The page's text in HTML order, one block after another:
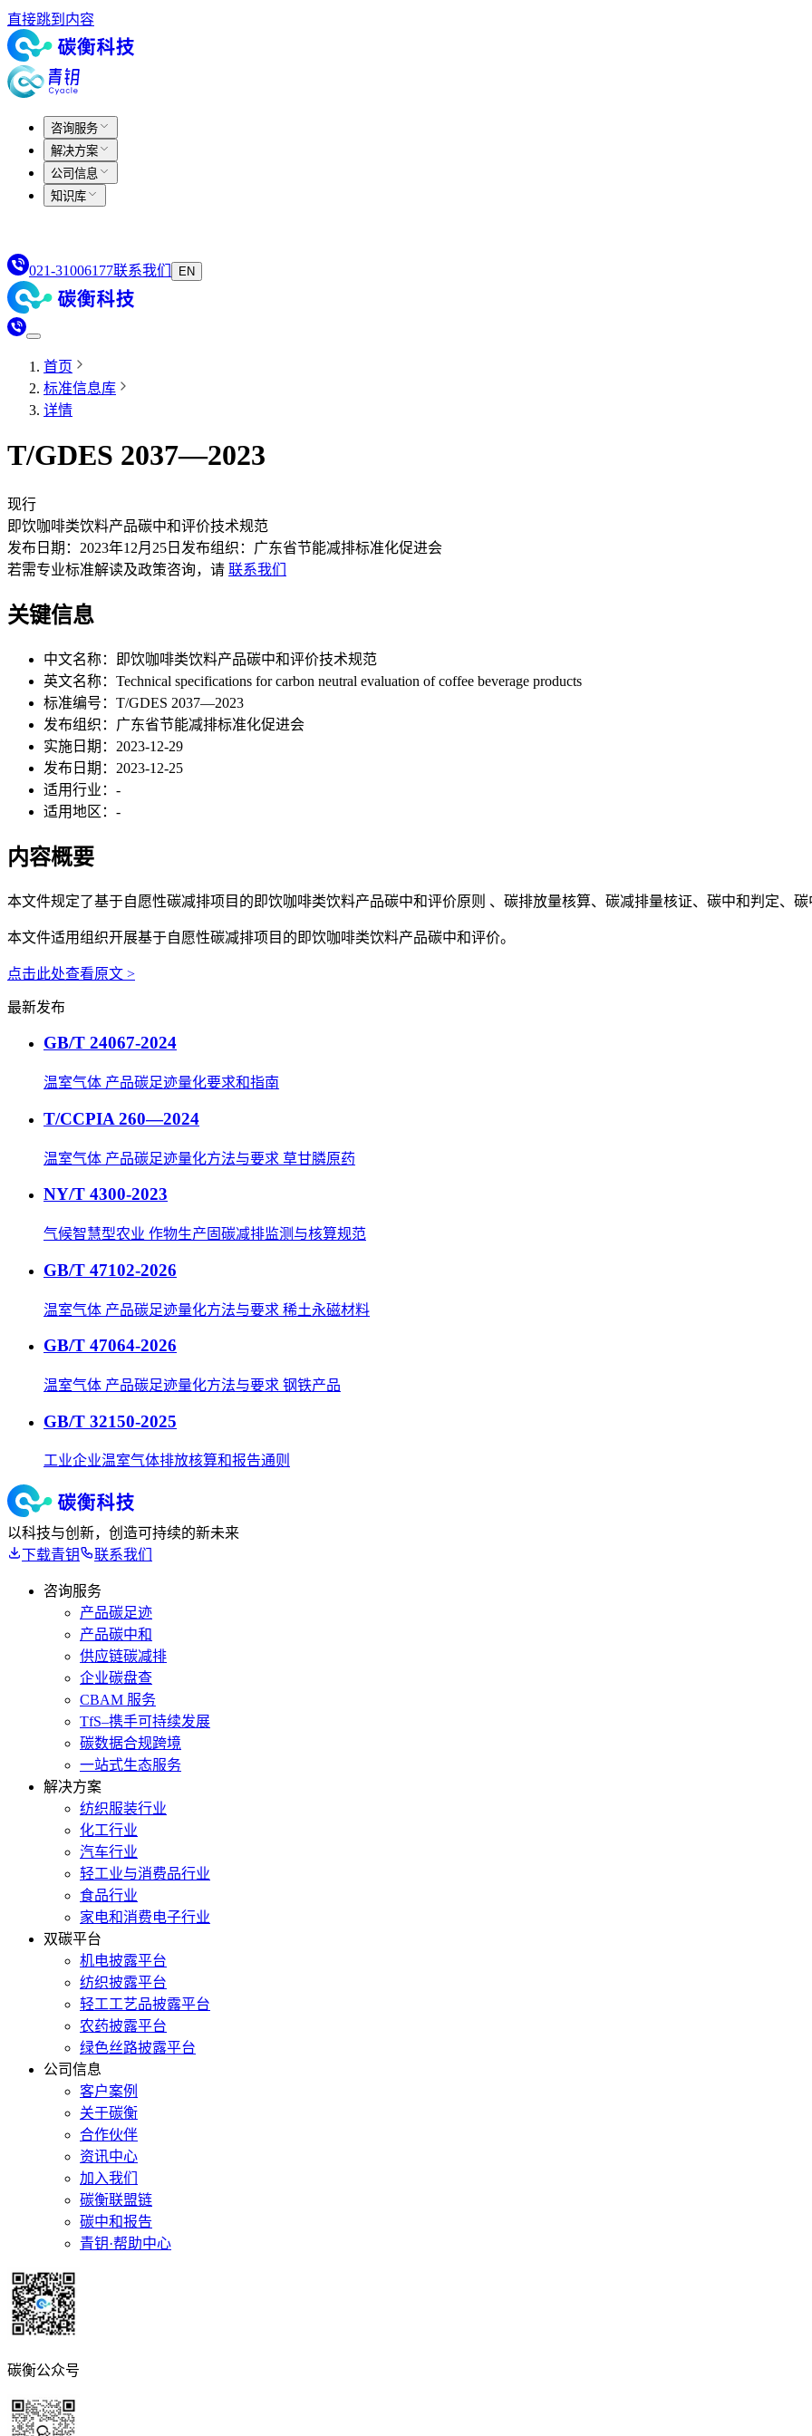
直接跳到内容
咨询服务
解决方案
公司信息
知识库
021-31006177联系我们 EN
首页
标准信息库
详情
T/GDES 2037—2023
现行
即饮咖啡类饮料产品碳中和评价技术规范
发布日期： 2023年12月25日 发布组织： 广东省节能减排标准化促进会
若需专业标准解读及政策咨询，请 联系我们
关键信息
中文名称：
即饮咖啡类饮料产品碳中和评价技术规范
英文名称： Technical specifications for carbon neutral evaluation of coffee beverage products
标准编号： T/GDES 2037—2023
发布组织： 广东省节能减排标准化促进会
实施日期： 2023-12-29
发布日期： 2023-12-25
适用行业： -
适用地区： -
内容概要
本文件规定了基于自愿性碳减排项目的即饮咖啡类饮料产品碳中和评价原则 、碳排放量核算、碳减排量核证、碳中和判定、碳
本文件适用组织开展基于自愿性碳减排项目的即饮咖啡类饮料产品碳中和评价。
点击此处查看原文 >
最新发布
GB/T 24067-2024
温室气体 产品碳足迹量化要求和指南
T/CCPIA 260—2024
温室气体 产品碳足迹量化方法与要求 草甘膦原药
NY/T 4300-2023
气候智慧型农业 作物生产固碳减排监测与核算规范
GB/T 47102-2026
温室气体 产品碳足迹量化方法与要求 稀土永磁材料
GB/T 47064-2026
温室气体 产品碳足迹量化方法与要求 钢铁产品
GB/T 32150-2025
工业企业温室气体排放核算和报告通则
以科技与创新，创造可持续的新未来
下载青钥
联系我们
咨询服务
产品碳足迹
产品碳中和
供应链碳减排
企业碳盘查
CBAM 服务
TfS–携手可持续发展
碳数据合规跨境
一站式生态服务
解决方案
纺织服装行业
化工行业
汽车行业
轻工业与消费品行业
食品行业
家电和消费电子行业
双碳平台
机电披露平台
纺织披露平台
轻工工艺品披露平台
农药披露平台
绿色丝路披露平台
公司信息
客户案例
关于碳衡
合作伙伴
资讯中心
加入我们
碳衡联盟链
碳中和报告
青钥·帮助中心
碳衡公众号